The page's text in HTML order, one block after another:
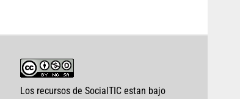
Los recursos de SocialTIC estan bajo